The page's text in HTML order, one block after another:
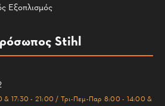
Εξοπλισμός
Stihl
& 17:30 - 21:00 / Τρι-Πεμ-Παρ 8:00 - 14:00 &